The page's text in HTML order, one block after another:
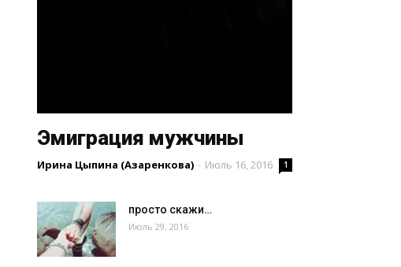
Эмиграция мужчины
Ирина Цыпина (Азаренкова) - Июль 16, 2016 1
просто скажи…
Июль 29, 2016